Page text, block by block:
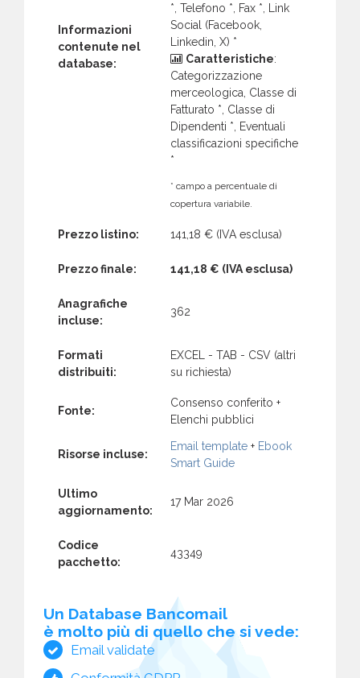
Informazioni
contenute nel
database:
*, Telefono *, Fax *, Link
Social (Facebook,
Linkedin, X) *
Caratteristiche:
Categorizzazione
merceologica, Classe di
Fatturato *, Classe di
Dipendenti *, Eventuali
classificazioni specifiche
*
* campo a percentuale di
copertura variabile.
Prezzo listino: 141,18 € (IVA esclusa)
Prezzo finale: 141,18 € (IVA esclusa)
Anagrafiche
incluse:
362
Formati
distribuiti:
EXCEL - TAB - CSV (altri
su richiesta)
Fonte:
Consenso conferito +
Elenchi pubblici
Risorse incluse:
Email template + Ebook
Smart Guide
Ultimo
aggiornamento:
17 Mar 2026
Codice
pacchetto:
43349
Un Database Bancomail
è molto più di quello che si vede:
Email validate